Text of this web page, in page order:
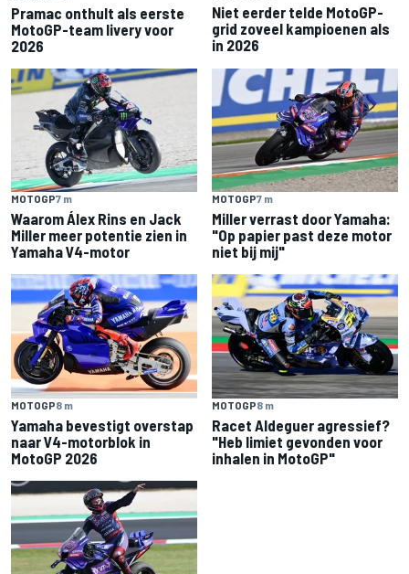
Pramac onthult als eerste
MotoGP-team livery voor
2026
Niet eerder telde MotoGP-
grid zoveel kampioenen als
in 2026
MOTOGP7 m
Waarom Álex Rins en Jack
Miller meer potentie zien in
Yamaha V4-motor
MOTOGP7 m
Miller verrast door Yamaha:
"Op papier past deze motor
niet bij mij"
MOTOGP8 m
Yamaha bevestigt overstap
naar V4-motorblok in
MotoGP 2026
MOTOGP8 m
Racet Aldeguer agressief?
"Heb limiet gevonden voor
inhalen in MotoGP"